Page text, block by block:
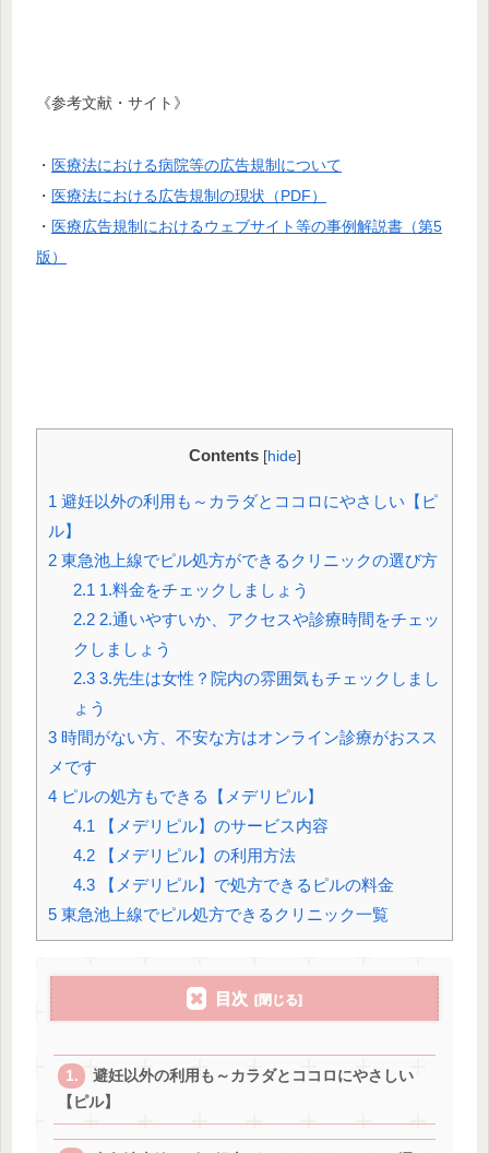
《参考文献・サイト》
・ 医療法における病院等の広告規制について
・ 医療法における広告規制の現状（PDF）
・ 医療広告規制におけるウェブサイト等の事例解説書（第5
版）
Contents [hide]
1 避妊以外の利用も～カラダとココロにやさしい【ピ
ル】
2 東急池上線でピル処方ができるクリニックの選び方
2.1 1.料金をチェックしましょう
2.22.通いやすいか、アクセスや診療時間をチェッ
クしましょう
2.33.先生は女性？院内の雰囲気もチェックしまし
ょう
3 時間がない方、不安な方はオンライン診療がおスス
メです
4 ピルの処方もできる【メデリピル】
4.1 【メデリピル】のサービス内容
4.2【メデリピル】の利用方法
4.3【メデリピル】で処方できるピルの料金
5 東急池上線でピル処方できるクリニック一覧
目次
避妊以外の利用も～カラダとココロにやさしい
【ピル】